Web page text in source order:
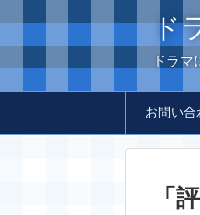
ド
ドラ
お問い合
「